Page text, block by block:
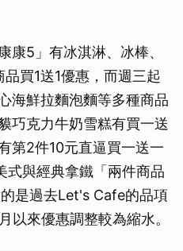
康5」有冰淇淋、冰棒、
買1送1優惠，而週三起
海鮮拉麵泡麵等多種商品
巧克力牛奶雪糕有買一送
第2件10元直逼買一送一
與經典拿鐵「兩件商品
是過去Let's Cafe的品項
以來優惠調整較為縮水。